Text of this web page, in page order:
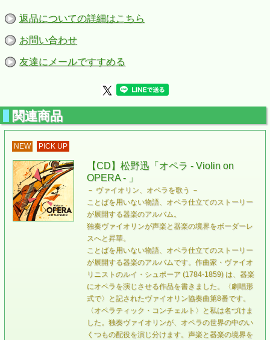
返品についての詳細はこちら
お問い合わせ
友達にメールですすめる
関連商品
NEW PICK UP
【CD】松野迅「オペラ - Violin on
OPERA - 」
－ ヴァイオリン、オペラを歌う －
ことばを用いない物語、オペラ仕立てのストーリー
が展開する器楽のアルバム。
独奏ヴァイオリンが声楽と器楽の境界をボーダーレ
スへと昇華。
ことばを用いない物語、オペラ仕立てのストーリー
が展開する器楽のアルバムです。作曲家・ヴァイオ
リニストのルイ・シュポーア (1784-1859) は、器楽
にオペラを演じさせる作品を書きました。〈劇唱形
式で〉と記されたヴァイオリン協奏曲第8番です。
〈オペラティック・コンチェルト〉と私は名づけま
した。独奏ヴァイオリンが、オペラの世界の中のい
くつもの配役を演じ分けます。声楽と器楽の境界を